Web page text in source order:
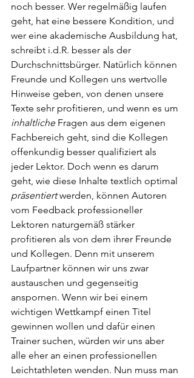
noch besser. Wer regelmäßig laufen
geht, hat eine bessere Kondition, und
wer eine akademische Ausbildung hat,
schreibt i.d.R. besser als der
Durchschnittsbürger. Natürlich können
Freunde und Kollegen uns wertvolle
Hinweise geben, von denen unsere
Texte sehr profitieren, und wenn es um
inhaltliche Fragen aus dem eigenen
Fachbereich geht, sind die Kollegen
offenkundig besser qualifiziert als
jeder Lektor. Doch wenn es darum
geht, wie diese Inhalte textlich optimal
präsentiert werden, können Autoren
vom Feedback professioneller
Lektoren naturgemäß stärker
profitieren als von dem ihrer Freunde
und Kollegen. Denn mit unserem
Laufpartner können wir uns zwar
austauschen und gegenseitig
anspornen. Wenn wir bei einem
wichtigen Wettkampf einen Titel
gewinnen wollen und dafür einen
Trainer suchen, würden wir uns aber
alle eher an einen professionellen
Leichtathleten wenden. Nun muss man